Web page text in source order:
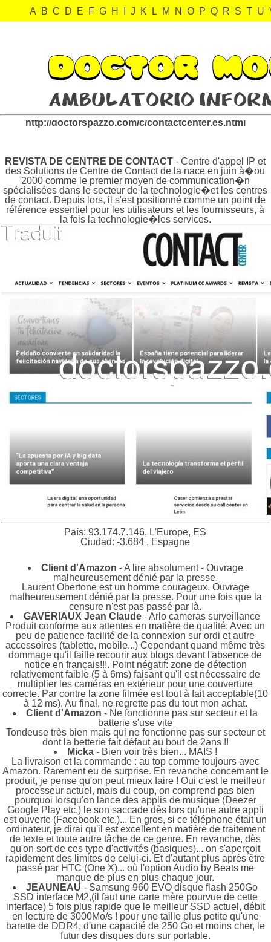
A B C D E F G H J K L M N O P Q R S T U
contactcenter.es Revisión:
http://doctorspazzo.com/c/contactcenter.es.html
REVISTA DE CENTRE DE CONTACT - Centre d'appel IP et
des Solutions de Centre de Contact de la nace en juin à�ou
2000 comme le premier moyen de communication�n
spécialisées dans le secteur de la technologie�et les centres
de contact. Depuis lors, il s'est positionné comme un point de
référence essentiel pour les utilisateurs et les fournisseurs, à
la fois la technologie�les services.
País: 93.174.7.146, L'Europe, ES
Ciudad: -3.684 , Espagne
Client d'Amazon - A lire absolument - Ouvrage
malheureusement dénié par la presse.
Laurent Obertone est un homme courageux. Ouvrage
malheureusement dénié par la presse. Pour une fois que la
censure n'est pas passé par là.
GAVERIAUX Jean Claude - Arlo cameras surveillance
Produit conforme aux attentes en matière de qualité. Avec un
peu de patience facilité de la connexion sur ordi et autre
accessoires (tablette, mobile...) Cependant quand même très
dommage qu'il faille recourir aux blogs devant l'absence de
notice en français!!!. Point négatif: zone de détection
relativement faible (5 à 6ms) faisant qu'il est nécessaire de
multiplier les caméras en extérieur pour une couverture
correcte. Par contre la zone filmée est tout à fait acceptable(10
à 12 ms). Au final, ne regrette pas du tout mon achat.
Client d'Amazon - Ne fonctionne pas sur secteur et la
batterie s'use vite
Tondeuse très bien mais qui ne fonctionne pas sur secteur et
dont la betterie fait défaut au bout de 2ans !!
Micka- Bien voir très bien... MAIS !
La livraison et la commande : au top comme toujours avec
Amazon. Rarement eu de surprise. En revanche concernant le
produit, je pense qu'on peut mieux faire ! Oui c'est le meilleur
processeur actuel, mais du coup, on comprend pas bien
pourquoi lorsqu'on lance des applis de musique (Deezer
Google Play etc.) le son saccade dès lors qu'une autre appli
est ouverte (Facebook etc.)... En gros, si ce téléphone était un
ordinateur, je dirai qu'il est excellent en matière de traitement
de texte et toute autre tâche de ce genre. En revanche, dès
qu'on sort de ces type d'activités (basiques)... on s'aperçoit
rapidement des limites de celui-ci. Et d'autant plus après être
passé par HTC (One X)... où l'option Audio by Beats me
manque de plus en plus chaque jour.
JEAUNEAU - Samsung 960 EVO disque flash 250Go
SSD interface M2,(il faut une carte mère pourvue de cette
interface) 5 fois plus rapide que le meilleur SSD actuel, débit
en lecture de 3000Mo/s ! pour une taille plus petite qu'une
barette de DDR4, d'une capacité de 250 Go et moins cher, le
futur des disques durs sur portable.